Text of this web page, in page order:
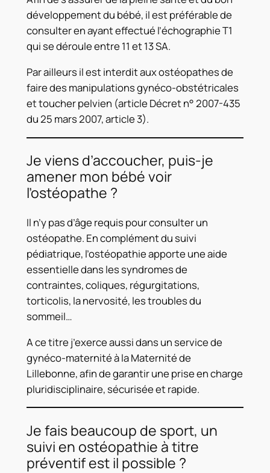
développement du bébé, il est préférable de
consulter en ayant effectué l’échographie T1
qui se déroule entre 11 et 13 SA.
Par ailleurs il est interdit aux ostéopathes de
faire des manipulations gynéco-obstétricales
et toucher pelvien (article Décret n° 2007-435
du 25 mars 2007, article 3).
Je viens d’accoucher, puis-je
amener mon bébé voir
l’ostéopathe ?
Il n’y pas d’âge requis pour consulter un
ostéopathe. En complément du suivi
pédiatrique, l’ostéopathie apporte une aide
essentielle dans les syndromes de
contraintes, coliques, régurgitations,
torticolis, la nervosité, les troubles du
sommeil…
A ce titre j’exerce aussi dans un service de
gynéco-maternité à la Maternité de
Lillebonne, afin de garantir une prise en charge
pluridisciplinaire, sécurisée et rapide.
Je fais beaucoup de sport, un
suivi en ostéopathie à titre
préventif est il possible ?